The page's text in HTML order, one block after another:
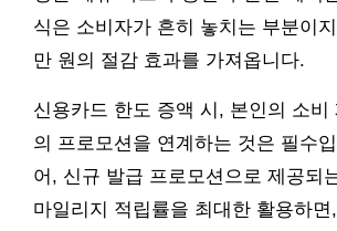
식은 소비자가 흔히 놓치는 부분이
만 원의 절감 효과를 가져옵니다.
신용카드 한도 증액 시, 본인의 소비
의 프로모션을 연계하는 것은 필수
어, 신규 발급 프로모션으로 제공되
마일리지 적립률을 최대한 활용하